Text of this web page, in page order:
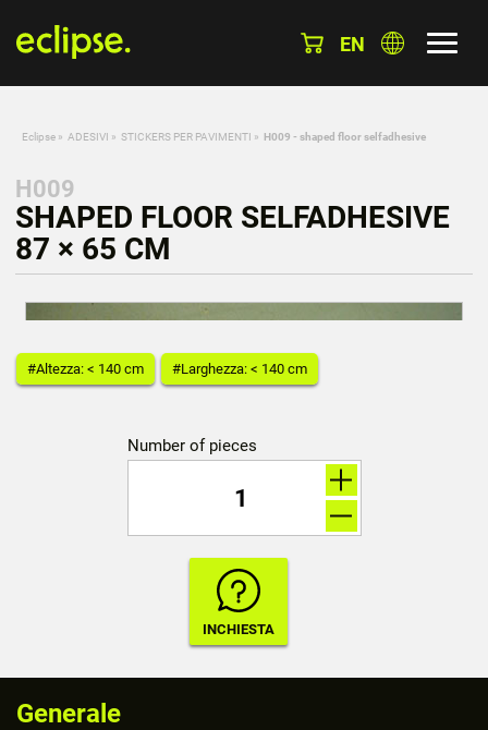
EN
Eclipse » ADESIVI » STICKERS PER PAVIMENTI » H009 - shaped floor selfadhesive
H009
SHAPED FLOOR SELFADHESIVE
87 × 65 CM
#Altezza: < 140 cm #Larghezza: < 140 cm
Number of pieces
Generale